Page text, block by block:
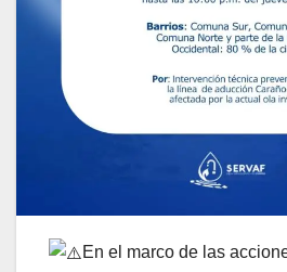
En el marco de las